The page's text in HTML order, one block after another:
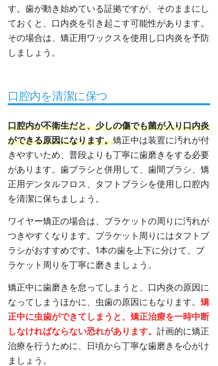
す。歯が動き始めている証拠ですが、そのままにし
ておくと、口内炎を引き起こす可能性があります。
その場合は、矯正用ワックスを使用し口内炎を予防
しましょう。
口腔内を清潔に保つ
口腔内が不衛生だと、少しの傷でも菌が入り口内炎
ができる原因になります。矯正中は装置に汚れが付
きやすいため、普段よりも丁寧に歯磨きをする必要
があります。歯ブラシと併用して、歯間ブラシ、矯
正用デンタルフロス、タフトブラシを使用し口腔内
を清潔に保ちましょう。
ワイヤー矯正の場合は、ブラケットの周りに汚れが
つきやすくなります。ブラケット周りにはタフトブ
ラシがおすすめです。1本の歯を上下に分けて、ブ
ラケット周りを丁寧に磨きましょう。
矯正中に歯磨きを怠ってしまうと、口内炎の原因に
なってしまうほかに、虫歯の原因にもなります。 矯
正中に虫歯ができてしまうと、矯正治療を一時中断
しなければならない恐れがあります。 計画的に矯正
治療を行うために、日頃から丁寧な歯磨きを心がけ
ましょう。